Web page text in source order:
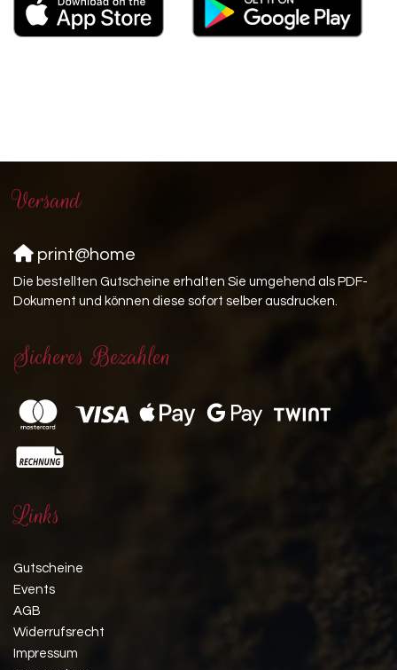
Versand
print@home
Die bestellten Gutscheine erhalten Sie umgehend als PDF-
Dokument und können diese sofort selber ausdrucken.
Sicheres Bezahlen
Links
Gutscheine
Events
AGB
Widerrufsrecht
Impressum